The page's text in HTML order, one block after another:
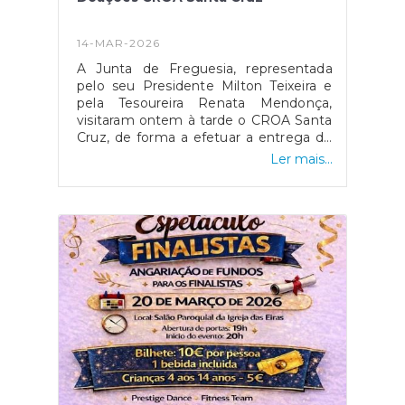
14-MAR-2026
A Junta de Freguesia, representada
pelo seu Presidente Milton Teixeira e
pela Tesoureira Renata Mendonça,
visitaram ontem à tarde o CROA Santa
Cruz, de forma a efetuar a entrega de
mantinhas aos animais recolhidos
partiu de doações efetuadas na Loja
pertencente à Junta de Freguesia.
Com o frio que se tem feito sentir, os
nossos animais passarão a ficar mais
bem aconchegados. #caniçoamexer
Ler mais...